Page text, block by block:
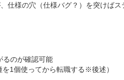
仕様の穴（仕様バグ？）を突けばス
るのが確認可能
1個使ってから転職する※後述）